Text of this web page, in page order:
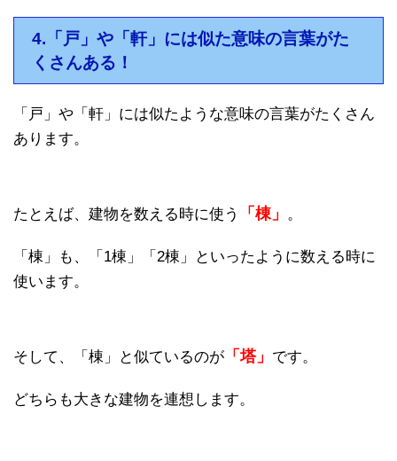
4.「戸」や「軒」には似た意味の言葉がた
くさんある！
「戸」や「軒」には似たような意味の言葉がたくさん
あります。
たとえば、建物を数える時に使う 「棟」 。
「棟」も、「1棟」「2棟」といったように数える時に
使います。
そして、「棟」と似ているのが 「塔」 です。
どちらも大きな建物を連想します。